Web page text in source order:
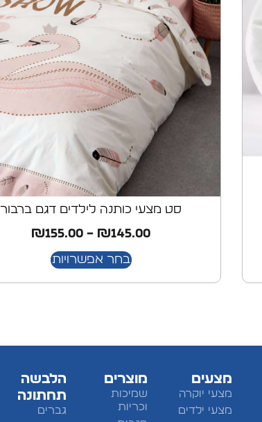
סט מצעי כותנה לילדים דגם ברבור
₪145.00
–
₪155.00
בחר אפשרויות
מצעים
מצעי יוקרה
מצעי ילדים
מוצרים
שמיכות
וכריות
הלבשה
תחתונה
גברים